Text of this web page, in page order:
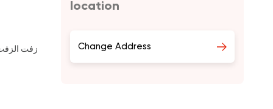
زفت
location
Change Address